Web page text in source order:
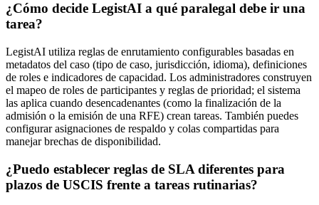
¿Cómo decide LegistAI a qué paralegal debe ir una
tarea?
LegistAI utiliza reglas de enrutamiento configurables basadas en
metadatos del caso (tipo de caso, jurisdicción, idioma), definiciones
de roles e indicadores de capacidad. Los administradores construyen
el mapeo de roles de participantes y reglas de prioridad; el sistema
las aplica cuando desencadenantes (como la finalización de la
admisión o la emisión de una RFE) crean tareas. También puedes
configurar asignaciones de respaldo y colas compartidas para
manejar brechas de disponibilidad.
¿Puedo establecer reglas de SLA diferentes para
plazos de USCIS frente a tareas rutinarias?